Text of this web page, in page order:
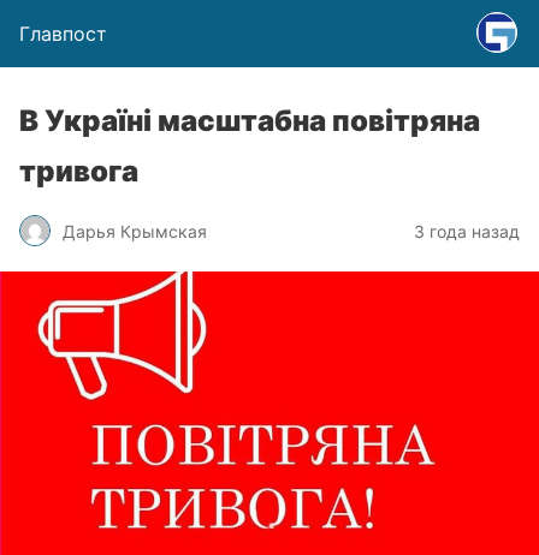
Главпост
В Україні масштабна повітряна
тривога
Дарья Крымская 3 года назад